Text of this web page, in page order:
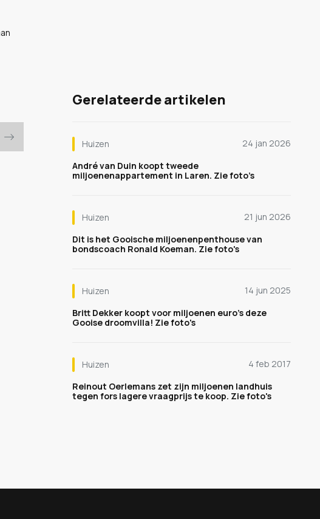
Gerelateerde artikelen
Huizen
24 jan 2026
André van Duin koopt tweede
miljoenenappartement in Laren. Zie foto’s
Huizen
21 jun 2026
Dit is het Gooische miljoenenpenthouse van
bondscoach Ronald Koeman. Zie foto's
Huizen
14 jun 2025
Britt Dekker koopt voor miljoenen euro's deze
Gooise droomvilla! Zie foto's
Huizen
4 feb 2017
Reinout Oerlemans zet zijn miljoenen landhuis
tegen fors lagere vraagprijs te koop. Zie foto's